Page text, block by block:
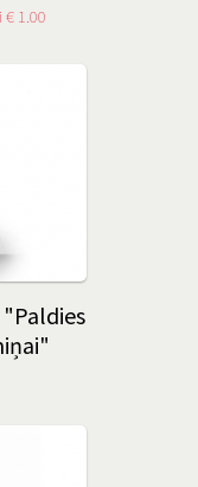
1.00